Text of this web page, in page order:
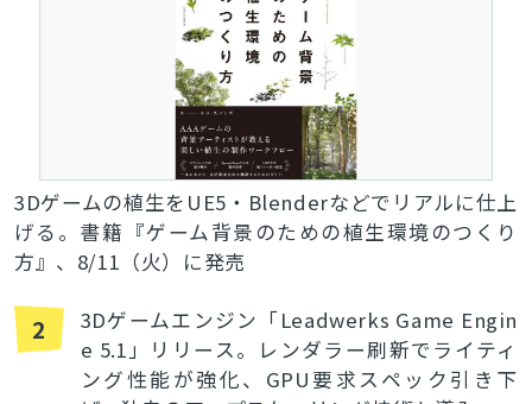
3Dゲームの植生をUE5・Blenderなどでリアルに仕上
げる。書籍『ゲーム背景のための植生環境のつくり
方』、8/11（火）に発売
2
3Dゲームエンジン「Leadwerks Game Engin
e 5.1」リリース。レンダラー刷新でライティ
ング性能が強化、GPU要求スペック引き下